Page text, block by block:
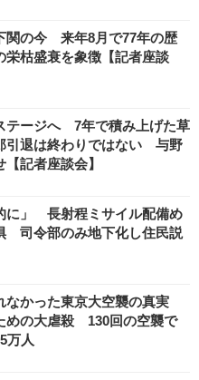
関の今 来年8月で77年の歴
枯盛衰を象徴【記者座談
テージへ 7年で積み上げた草
退は終わりではない 与野
記者座談会】
に」 長射程ミサイル配備め
司令部のみ地下化し住民説
なかった東京大空襲の真実
の大虐殺 130回の空襲で
万人